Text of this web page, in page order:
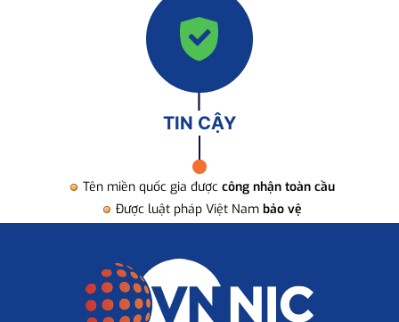
TIN CẬY
Tên miền quốc gia được công nhận toàn cầu
Được luật pháp Việt Nam bảo vệ